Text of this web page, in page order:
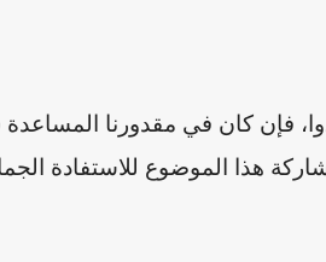
فإن كان في مقدورنا
هذا الموضوع للاستفادة